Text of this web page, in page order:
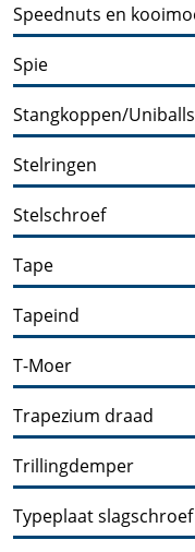
Speednuts en
Spie
Stangkoppen/
Stelringen
Stelschroef
Tape
Tapeind
T-Moer
Trapezium draad
Trillingdemper
Typeplaat slagschroef